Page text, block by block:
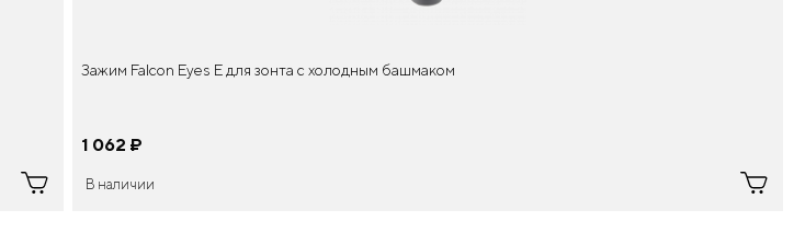
Зажим Falcon Eyes E для зонта с холодным башмаком
1 062 ¤
В наличии